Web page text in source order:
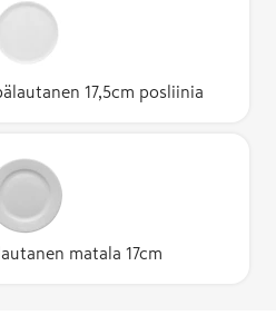
17,5cm posliinia
matala 17cm